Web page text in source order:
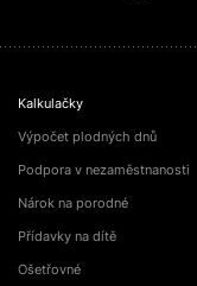
Kalkulačky
Výpočet plodných dnů
Podpora v nezaměstnanosti
Nárok na porodné
Přídavky na dítě
Ošetřovné